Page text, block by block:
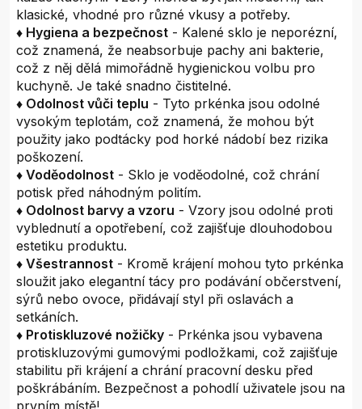
klasické, vhodné pro různé vkusy a potřeby.
♦ Hygiena a bezpečnost - Kalené sklo je neporézní,
což znamená, že neabsorbuje pachy ani bakterie,
což z něj dělá mimořádně hygienickou volbu pro
kuchyně. Je také snadno čistitelné.
♦ Odolnost vůči teplu - Tyto prkénka jsou odolné
vysokým teplotám, což znamená, že mohou být
použity jako podtácky pod horké nádobí bez rizika
poškození.
♦ Voděodolnost - Sklo je voděodolné, což chrání
potisk před náhodným politím.
♦ Odolnost barvy a vzoru - Vzory jsou odolné proti
vyblednutí a opotřebení, což zajišťuje dlouhodobou
estetiku produktu.
♦ Všestrannost - Kromě krájení mohou tyto prkénka
sloužit jako elegantní tácy pro podávání občerstvení,
sýrů nebo ovoce, přidávají styl při oslavách a
setkáních.
♦ Protiskluzové nožičky - Prkénka jsou vybavena
protiskluzovými gumovými podložkami, což zajišťuje
stabilitu při krájení a chrání pracovní desku před
poškrábáním. Bezpečnost a pohodlí uživatele jsou na